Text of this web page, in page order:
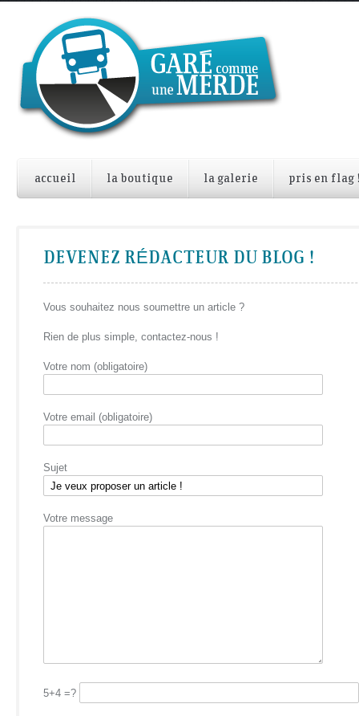
accueil la boutique la galerie pris en flag
DEVENEZ RÉDACTEUR DU BLOG !
Vous souhaitez nous soumettre un article ?
Rien de plus simple, contactez-nous !
Votre nom (obligatoire)
Votre email (obligatoire)
Sujet
Votre message
5+4 =?